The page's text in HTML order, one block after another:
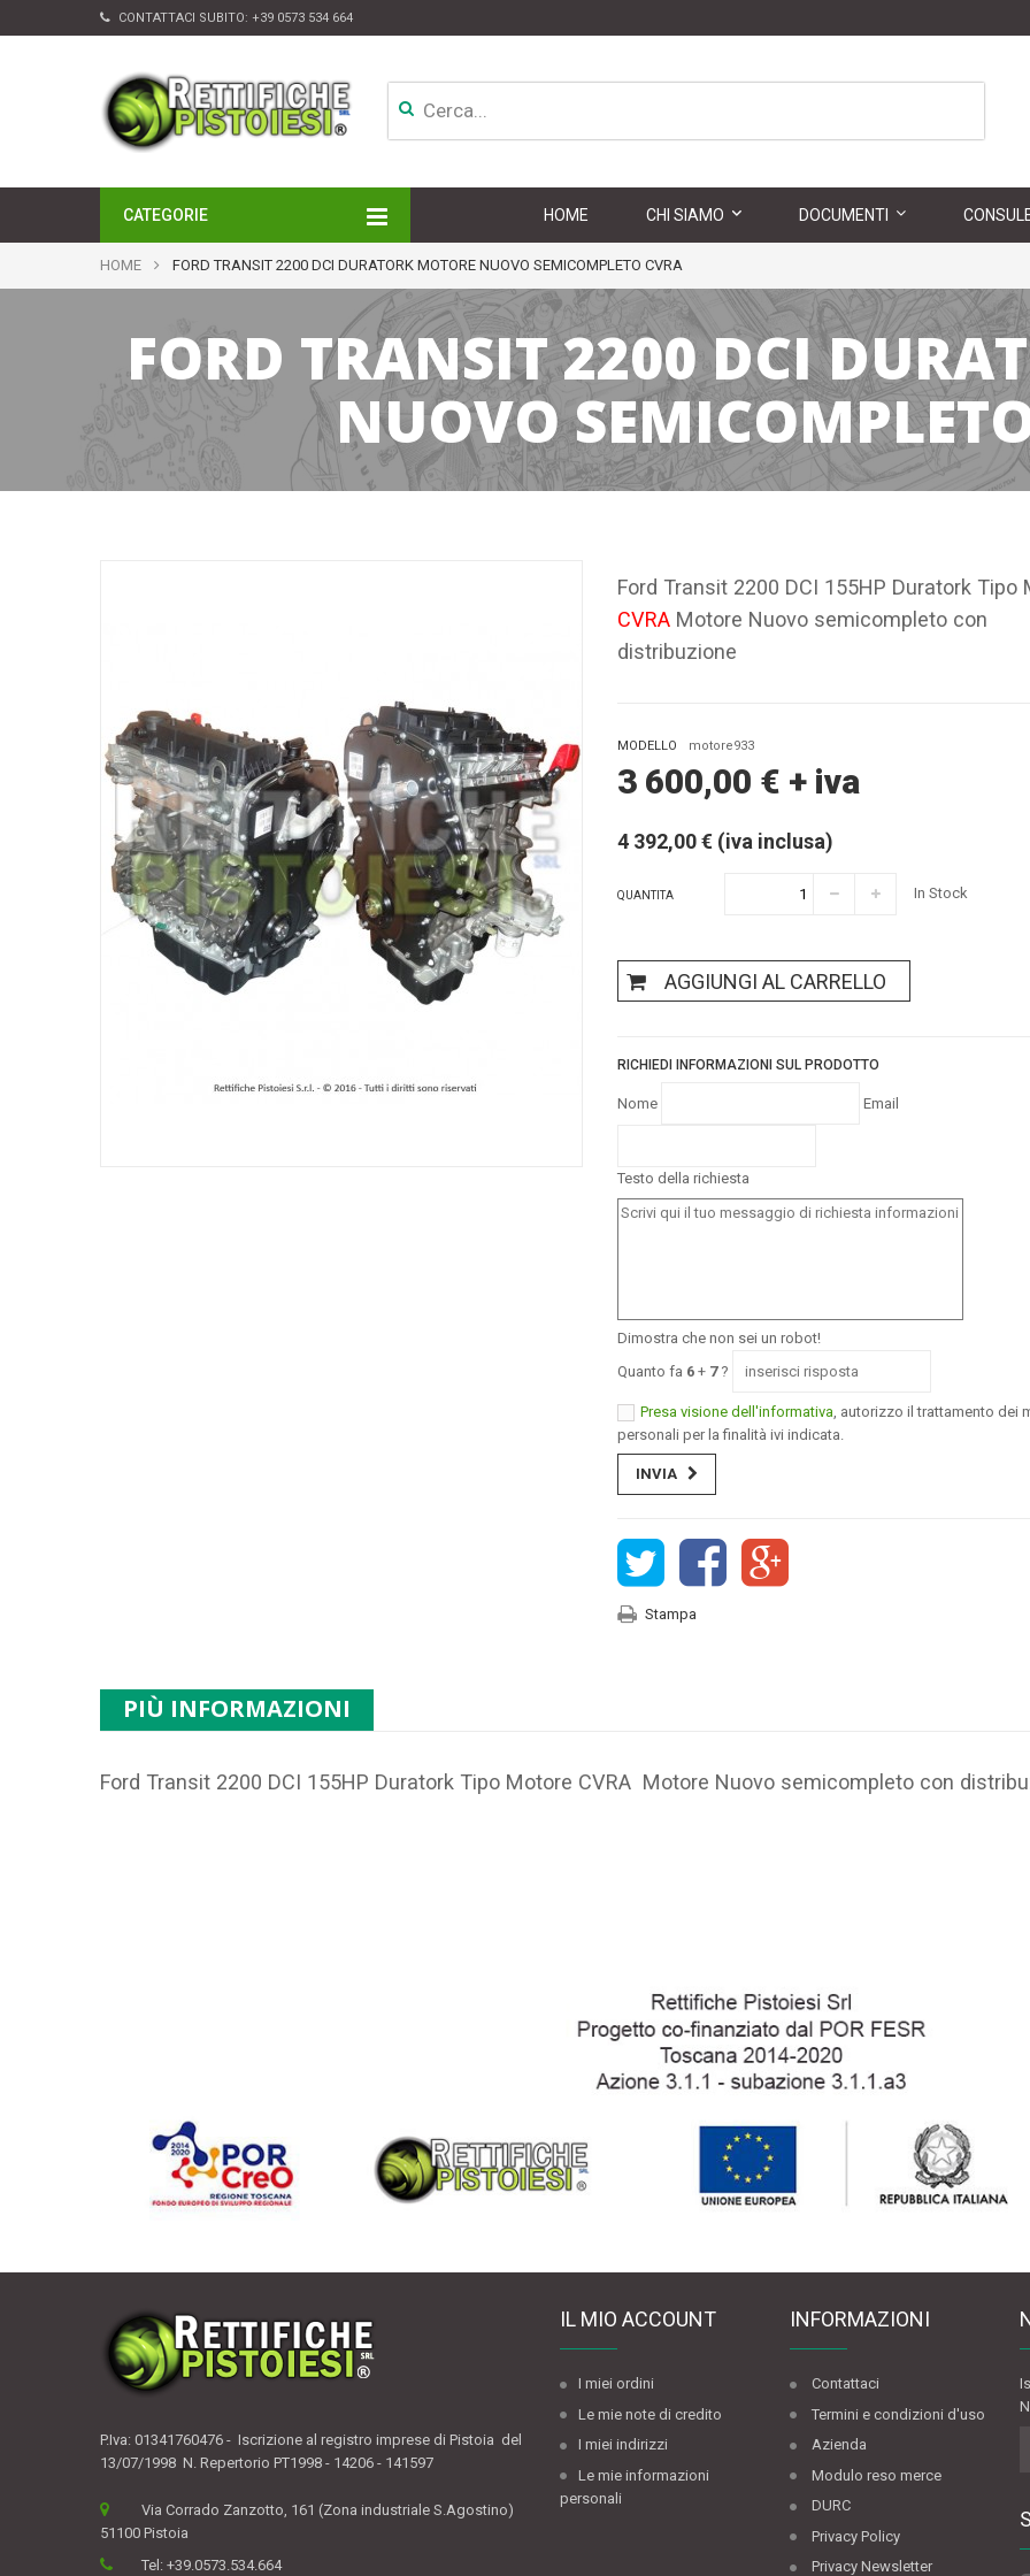
CONTATTACI SUBITO: +39 0573 534 664
CATEGORIE
APPARATI DI INIEZIONE
TURBINE
ALTRI ACCESSORI
HOME CHI SIAMO DOCUMENTI
HOME FORD TRANSIT 2200 DCI DURATORK MOTORE NUOVO SEMICOMPLETO CVRA
FORD TRANSIT 2200 DCI
NUOVO
Ford Transit 2200 DCI 155HP Duratork Tipo
CVRA Motore Nuovo semicompleto con
distribuzione
MODELLO motore933
3 600,00 € + iva
4 392,00 € (iva inclusa)
QUANTITA In Stock
AGGIUNGI AL CARRELLO
RICHIEDI INFORMAZIONI SUL PRODOTTO
Nome Email
Testo della richiesta
Dimostra che non sei un robot!
Quanto fa 6 + 7?
Presa visione dell'informativa , autorizzo il trattamento dei
personali per la finalità ivi indicata.
INVIA
Stampa
PIÙ INFORMAZIONI
Ford Transit 2200 DCI 155HP Duratork Tipo Motore CVRA Motore Nuovo semicompleto con
P.Iva: 01341760476 - Iscrizione al registro imprese di Pistoia del
13/07/1998 N. Repertorio PT1998 - 14206 - 141597
Via Corrado Zanzotto, 161 (Zona industriale S.Agostino)
51100 Pistoia
Tel: +39.0573.534.664
IL MIO ACCOUNT
I miei ordini
Le mie note di credito
I miei indirizzi
Le mie informazioni
personali
INFORMAZIONI
Contattaci
Termini e condizioni d'uso
Azienda
Modulo reso merce
DURC
Privacy Policy
Privacy Newsletter